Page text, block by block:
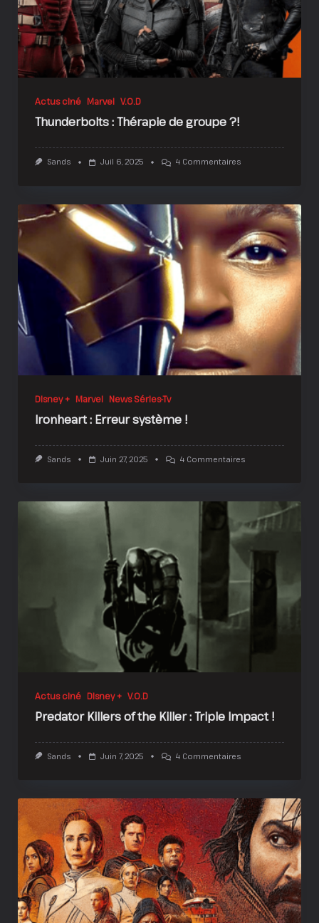
Actus ciné Marvel V.O.D
Thunderbolts : Thérapie de groupe ?!
Sands Juil 6, 2025 4 CommentairesSur
De
Groupe
?!
Disney + Marvel News Séries-Tv
Ironheart : Erreur système !
Sands Juin 27, 2025 4 CommentairesSur
Système
Actus ciné Disney + V.O.D
Predator Killers of the Killer : Triple Impact !
Sands Juin 7, 2025 4 CommentairesSur
The
Killer
:
Triple
Impact
!